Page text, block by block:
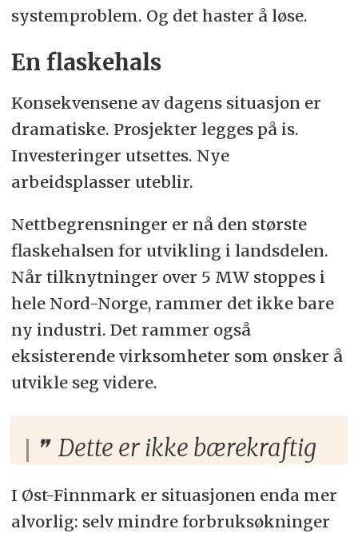
systemproblem. Og det haster å løse.
En flaskehals
Konsekvensene av dagens situasjon er
dramatiske. Prosjekter legges på is.
Investeringer utsettes. Nye
arbeidsplasser uteblir.
Nettbegrensninger er nå den største
flaskehalsen for utvikling i landsdelen.
Når tilknytninger over 5 MW stoppes i
hele Nord-Norge, rammer det ikke bare
ny industri. Det rammer også
eksisterende virksomheter som ønsker å
utvikle seg videre.
Dette er ikke bærekraftig
I Øst-Finnmark er situasjonen enda mer
alvorlig: selv mindre forbruksøkninger